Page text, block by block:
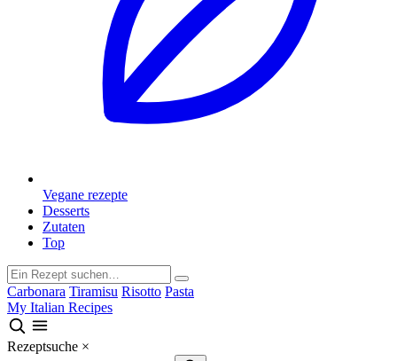
Vegane rezepte
Desserts
Zutaten
Top
Carbonara Tiramisu Risotto Pasta
My Italian Recipes
Rezeptsuche ×